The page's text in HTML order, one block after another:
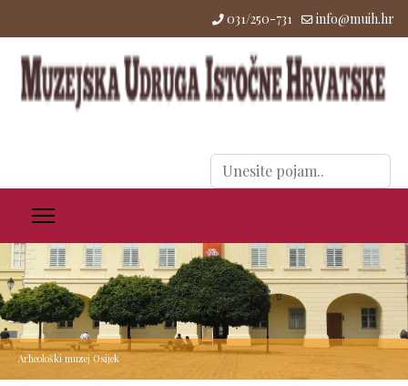
031/250-731 info@muih.hr
Traži
...
Arheološki muzej Osijek